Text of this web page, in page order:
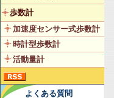
歩数計
加速度センサー式歩数計
時計型歩数計
活動量計
よくある質問